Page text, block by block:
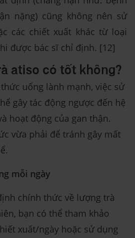
nặng) cũng không nên sử
các chiết xuất khác từ loại
được bác sĩ chỉ định. [12]
atiso có tốt không?
uống lành mạnh, việc sử
gây tác động ngược đến hệ
hoạt động của gan thận.
vừa phải để tránh gây mất
mỗi ngày
chính thức về lượng trà
bạn có thể tham khảo
xuất/ngày hoặc sử dụng